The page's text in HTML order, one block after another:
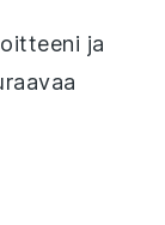
ja